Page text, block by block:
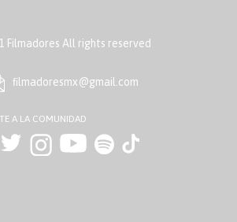
Filmadores All rights reserved
ﬁlmadoresmx@gmail.com
A LA COMUNIDAD